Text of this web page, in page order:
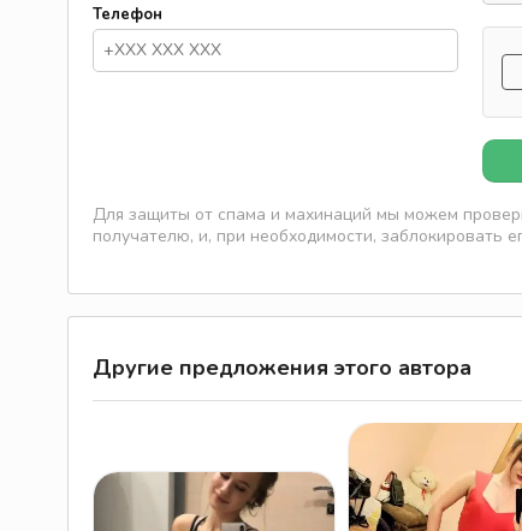
Телефон
Для защиты от спама и махинаций мы можем
получателю, и, при необходимости, заблокировать
Другие предложения этого автора